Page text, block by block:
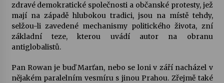
zdravé demokratické společnosti a občanské protesty, jež
mají na západě hlubokou tradici, jsou na místě tehdy,
selžou-li zavedené mechanismy politického života, zní
základní teze, kterou uvádí autor na obranu
antiglobalistů.
Pan Rowan je buď Marťan, nebo se loni v září nacházel v
nějakém paralelním vesmíru s jinou Prahou. Zřejmě také